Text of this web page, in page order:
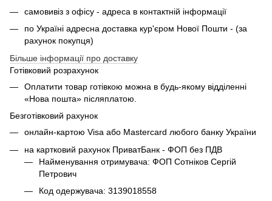
самовивіз з офісу - адреса в контактній інформації
по Україні адресна доставка кур'єром Нової Пошти - (за
рахунок покупця)
Більше інформації про доставку
Готівковий розрахунок
Оплатити товар готівкою можна в будь-якому відділенні
«Нова пошта» післяплатою.
Безготівковий рахунок
онлайн-картою Visa або Mastercard любого банку України
на картковий рахунок ПриватБанк - ФОП без ПДВ
Найменування отримувача: ФОП Сотніков Сергій
Петрович
Код одержувача: 3139018558